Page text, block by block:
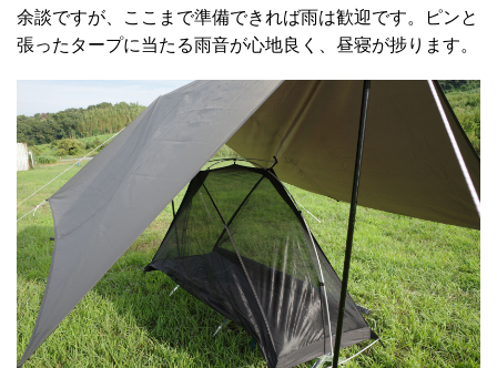
余談ですが、ここまで準備できれば雨は歓迎です。ピンと
張ったタープに当たる雨音が心地良く、昼寝が捗ります。